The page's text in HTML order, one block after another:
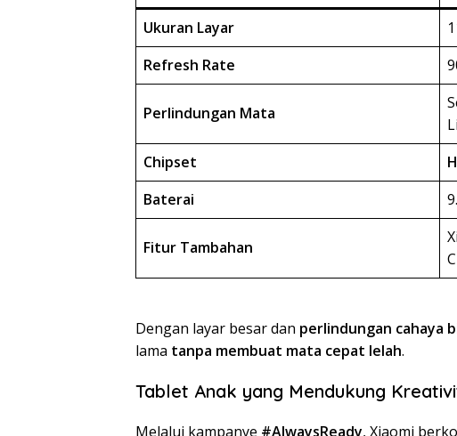
Ukuran Layar
Refresh Rate
Perlindungan Mata
Chipset
Baterai
Fitur Tambahan
Dengan layar besar dan perlindungan cahaya
lama tanpa membuat mata cepat lelah.
Tablet Anak yang Mendukung
Melalui kampanye #AlwaysReady, Xiaomi